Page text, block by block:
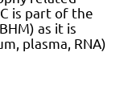
is part of the
as it is
plasma, RNA)